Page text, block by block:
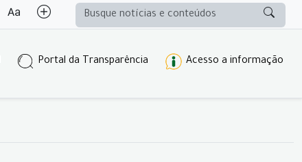
Portal da Transparência Acesso a informação